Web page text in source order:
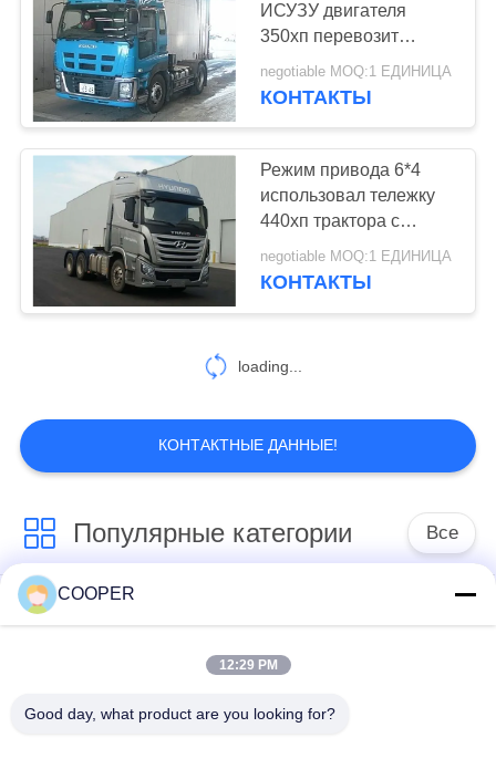
ИСУЗУ двигателя
350хп перевозит
эффективное на
грузовиках для
negotiable MOQ:1 ЕДИНИЦА
КОНТАКТЫ
Режим привода 6*4
использовал тележку
440хп трактора с
стандартом эмиссии
евро в
negotiable MOQ:1 ЕДИНИЦА
КОНТАКТЫ
loading...
КОНТАКТНЫЕ ДАННЫЕ!
Популярные категории Все
Используемый
автобус
Используемые
Используемый
Используемая
COOPER
12:29 PM
Good day, what product are you looking for?